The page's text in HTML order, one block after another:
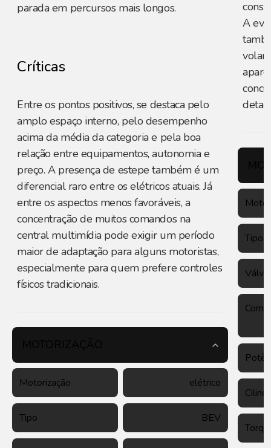
parada em percursos mais longos.
Críticas
Entre os pontos positivos, se destaca pelo
amplo espaço interno, pelo desempenho
acima da média da categoria e pela boa
relação entre equipamentos, autonomia e
preço. A presença de estepe também é um
diferencial raro entre os elétricos atuais. Já
entre os aspectos menos favoráveis, a
concentração de muitos comandos na
central multimídia pode exigir um período
maior de adaptação para alguns motoristas,
especialmente para quem prefere controles
físicos tradicionais.
Motorização elétrico
Tipo BEV
A
Tipo